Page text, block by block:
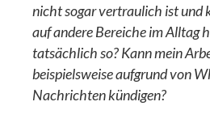
nicht sogar vertraulich ist und
auf andere Bereiche im Alltag
tatsächlich so? Kann mein
beispielsweise aufgrund von
Nachrichten kündigen?